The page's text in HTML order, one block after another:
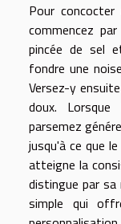
Pour
commencez
pincée de sel
fondre une
Versez-y
doux.
parsemez
jusqu'à ce que
atteigne la
distingue par
simple qui